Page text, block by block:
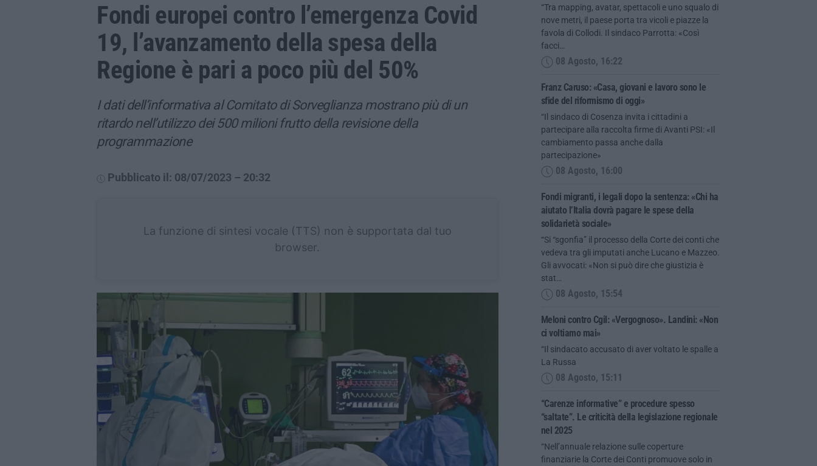
Fondi europei contro l’emergenza Covid
19, l’avanzamento della spesa della
Regione è pari a poco più del 50%
I dati dell’informativa al Comitato di Sorveglianza mostrano più di un
ritardo nell’utilizzo dei 500 milioni frutto della revisione della
programmazione
Pubblicato il: 08/07/2023 – 20:32
La funzione di sintesi vocale (TTS) non è supportata dal tuo
browser.
“Tra mapping, avatar, spettacoli e uno squalo di
nove metri, il paese porta tra vicoli e piazze la
favola di Collodi. Il sindaco Parrotta: «Così
facci…
08 Agosto, 16:22
Franz Caruso: «Casa, giovani e lavoro sono le
sfide del riformismo di oggi»
“Il sindaco di Cosenza invita i cittadini a
partecipare alla raccolta firme di Avanti PSI: «Il
cambiamento passa anche dalla
partecipazione»
08 Agosto, 16:00
Fondi migranti, i legali dopo la sentenza: «Chi ha
aiutato l’Italia dovrà pagare le spese della
solidarietà sociale»
“Si “sgonfia” il processo della Corte dei conti che
vedeva tra gli imputati anche Lucano e Mazzeo.
Gli avvocati: «Non si può dire che giustizia è
stat…
08 Agosto, 15:54
Meloni contro Cgil: «Vergognoso». Landini: «Non
ci voltiamo mai»
“Il sindacato accusato di aver voltato le spalle a
La Russa
08 Agosto, 15:11
“Carenze informative” e procedure spesso
“saltate”. Le criticità della legislazione regionale
nel 2025
“Nell’annuale relazione sulle coperture
finanziarie la Corte dei Conti promuove solo in